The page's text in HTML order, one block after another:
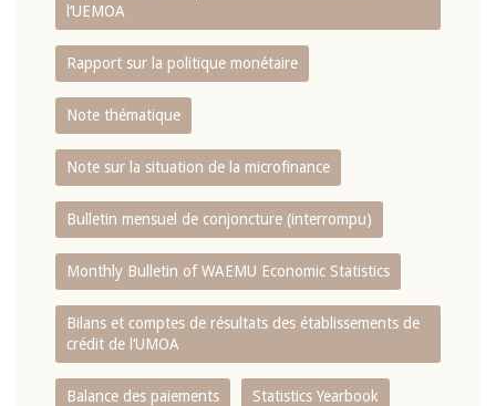
l‘UEMOA
Rapport sur la politique monétaire
Note thématique
Note sur la situation de la microfinance
Bulletin mensuel de conjoncture (interrompu)
Monthly Bulletin of WAEMU Economic Statistics
Bilans et comptes de résultats des établissements de
crédit de l‘UMOA
Balance des paiements Statistics Yearbook